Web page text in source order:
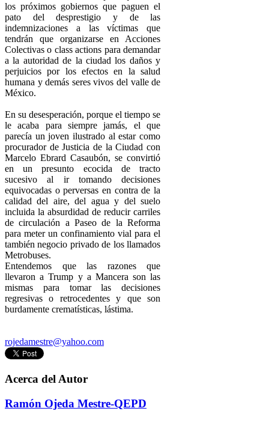
los próximos gobiernos que paguen el
pato del desprestigio y de las
indemnizaciones a las víctimas que
tendrán que organizarse en Acciones
Colectivas o class actions para demandar
a la autoridad de la ciudad los daños y
perjuicios por los efectos en la salud
humana y demás seres vivos del valle de
México.
En su desesperación, porque el tiempo se
le acaba para siempre jamás, el que
parecía un joven ilustrado al estar como
procurador de Justicia de la Ciudad con
Marcelo Ebrard Casaubón, se convirtió
en un presunto ecocida de tracto
sucesivo al ir tomando decisiones
equivocadas o perversas en contra de la
calidad del aire, del agua y del suelo
incluida la absurdidad de reducir carriles
de circulación a Paseo de la Reforma
para meter un confinamiento vial para el
también negocio privado de los llamados
Metrobuses.
Entendemos que las razones que
llevaron a Trump y a Mancera son las
mismas para tomar las decisiones
regresivas o retrocedentes y que son
burdamente crematísticas, lástima.
rojedamestre@yahoo.com
Acerca del Autor
Ramón Ojeda Mestre-QEPD